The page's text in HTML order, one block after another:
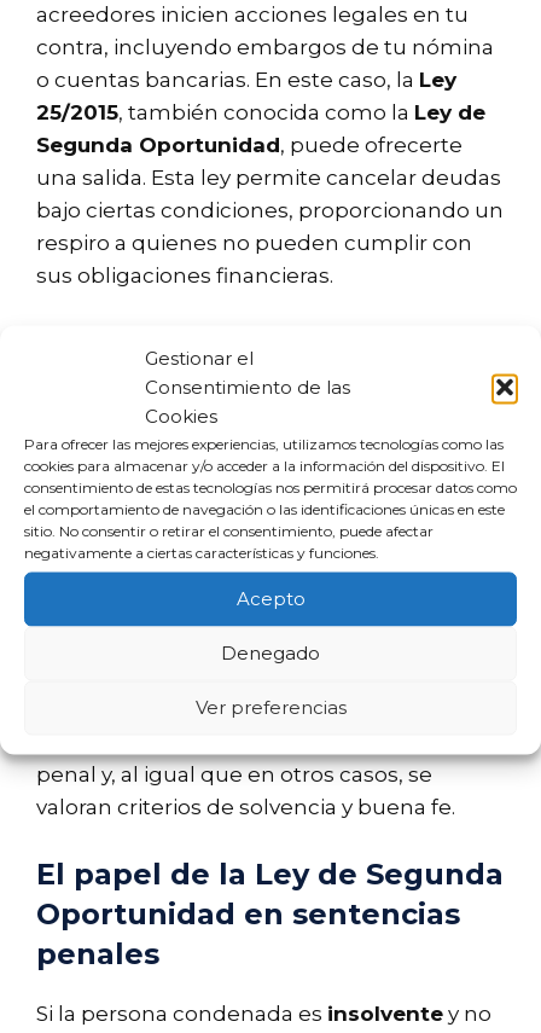
Gestionar el
Consentimiento de las
Cookies
Para ofrecer las mejores experiencias, utilizamos tecnologías como las
cookies para almacenar y/o acceder a la información del dispositivo. El
consentimiento de estas tecnologías nos permitirá procesar datos como
el comportamiento de navegación o las identificaciones únicas en este
sitio. No consentir o retirar el consentimiento, puede afectar
negativamente a ciertas características y funciones.
Acepto
Denegado
Ver preferencias
acreedores inicien acciones legales en tu
contra, incluyendo embargos de tu nómina
o cuentas bancarias. En este caso, la Ley
25/2015, también conocida como la Ley de
Segunda Oportunidad, puede ofrecerte
una salida. Esta ley permite cancelar deudas
bajo ciertas condiciones, proporcionando un
respiro a quienes no pueden cumplir con
sus obligaciones financieras.
legal para entender si puedes beneficiarte
de esta ley y evitar así embargos y
procedimientos judiciales perjudiciales.
Aplazamiento de
sentencias penales
La posibilidad de solicitar el fraccionamiento
del pago también se extiende a las
indemnizaciones a víctimas. La solicitud
penal y, al igual que en otros casos, se
valoran criterios de solvencia y buena fe.
El papel de la Ley de Segunda
Oportunidad en sentencias
penales
Si la persona condenada es insolvente y no